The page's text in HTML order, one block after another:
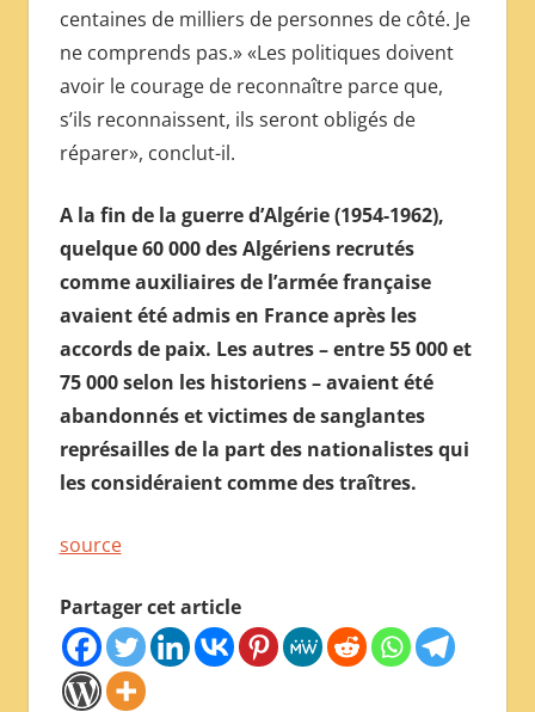
centaines de milliers de personnes de côté. Je
ne comprends pas.» «Les politiques doivent
avoir le courage de reconnaître parce que,
s’ils reconnaissent, ils seront obligés de
réparer», conclut-il.
A la fin de la guerre d’Algérie (1954-1962),
quelque 60 000 des Algériens recrutés
comme auxiliaires de l’armée française
avaient été admis en France après les
accords de paix. Les autres – entre 55 000 et
75 000 selon les historiens – avaient été
abandonnés et victimes de sanglantes
représailles de la part des nationalistes qui
les considéraient comme des traîtres.
source
Partager cet article